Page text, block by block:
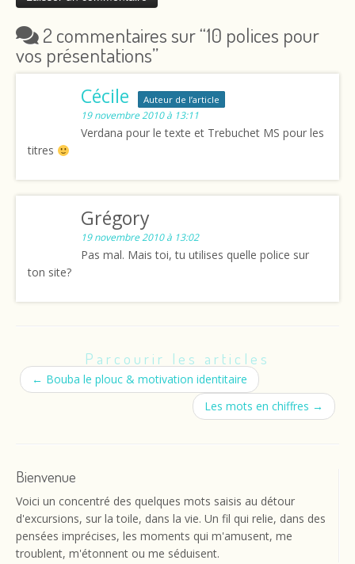
2 commentaires sur “10 polices pour
vos présentations”
Cécile
Auteur de l’article
19 novembre 2010 à 13:11
Verdana pour le texte et Trebuchet MS pour les
titres
Grégory
19 novembre 2010 à 13:02
Pas mal. Mais toi, tu utilises quelle police sur
ton site?
Parcourir les articles
← Bouba le plouc & motivation identitaire
Les mots en chiffres →
Bienvenue
Voici un concentré des quelques mots saisis au détour
d'excursions, sur la toile, dans la vie. Un fil qui relie, dans des
pensées imprécises, les moments qui m'amusent, me
troublent, m'étonnent ou me séduisent.